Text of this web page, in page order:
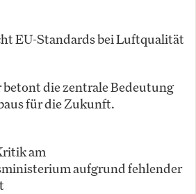
EU-Standards bei Luftqualität
betont die zentrale Bedeutung
für die Zukunft.
am
aufgrund fehlender